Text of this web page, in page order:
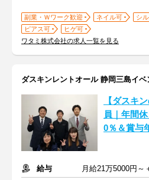
副業・Ｗワーク歓迎 ネイル可
シ
ピアス可
ヒゲ可
ワタミ株式会社の求人一覧を見る
ダスキンレントオール 静岡三島イ
【ダスキ
員｜年間
0％＆賞与
給与
月給21万5000円